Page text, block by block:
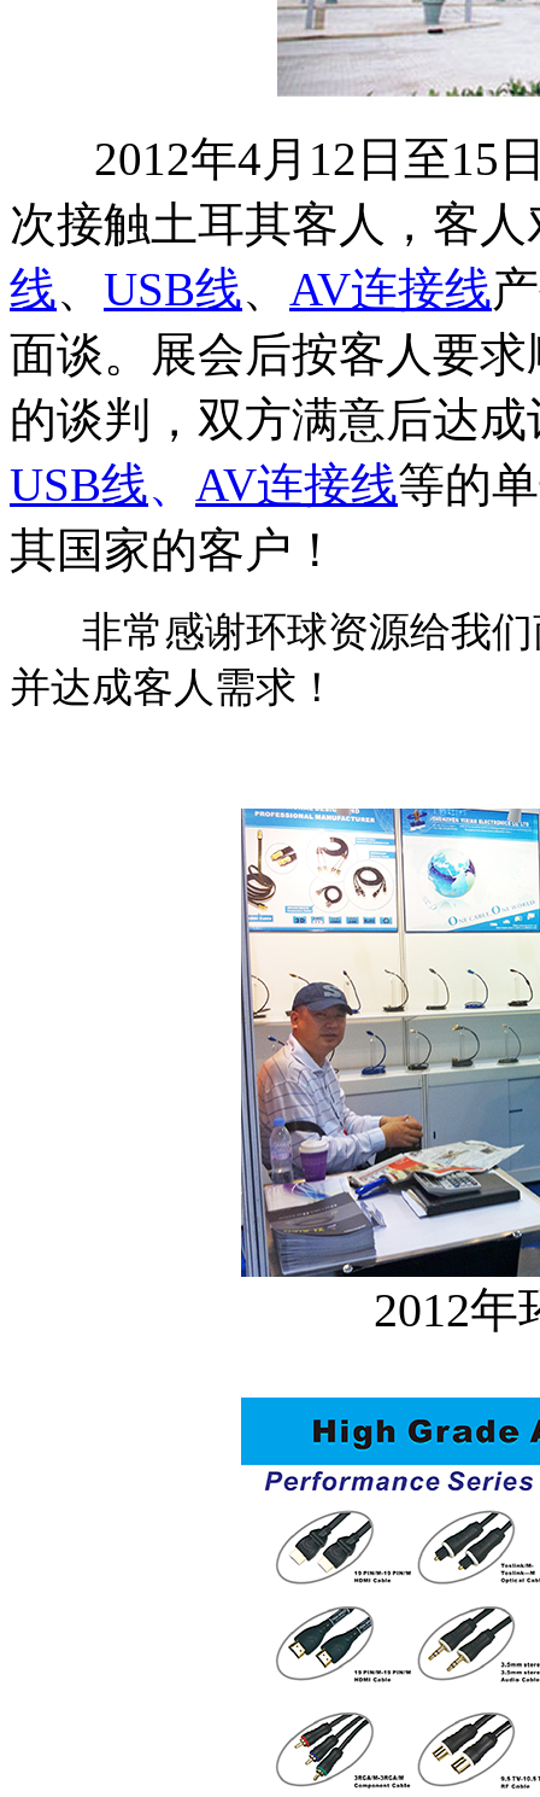
2012年4月12日至15
次接触土耳其客人，客
线、 USB线、 AV连接线
面谈。展会后按客人要
的谈判，双方满意后达
USB线、 AV连接线等的
其国家的客户！
非常感谢环球资源给我
并达成客人需求！
2012年